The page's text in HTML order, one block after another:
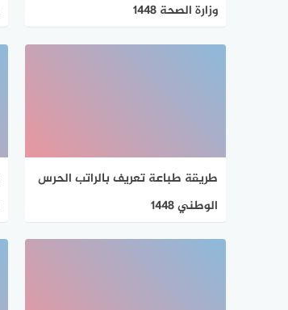
وزارة الصحة 1448
طريقة طباعة تعريف بالراتب الحرس
الوطني 1448